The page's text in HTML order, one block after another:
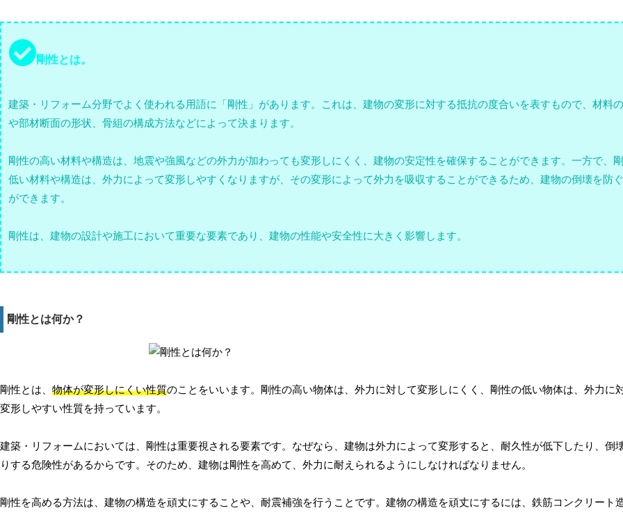
剛性とは。
建築・リフォーム分野でよく使われる用語に「剛性」があります。これは、建物の変形に対する抵抗の度合いを表すもので、材料
や部材断面の形状、骨組の構成方法などによって決まります。
剛性の高い材料や構造は、地震や強風などの外力が加わっても変形しにくく、建物の安定性を確保することができます。一方で、
低い材料や構造は、外力によって変形しやすくなりますが、その変形によって外力を吸収することができるため、建物の倒壊を防
ができます。
剛性は、建物の設計や施工において重要な要素であり、建物の性能や安全性に大きく影響します。
剛性とは何か？
剛性とは、 物体が変形しにくい性質のことをいいます。剛性の高い物体は、外力に対して変形しにくく、剛性の低い物体は、外力に
変形しやすい性質を持っています。
建築・リフォームにおいては、剛性は重要視される要素です。なぜなら、建物は外力によって変形すると、耐久性が低下したり、倒
りする危険性があるからです。そのため、建物は剛性を高めて、外力に耐えられるようにしなければなりません。
剛性を高める方法は、建物の構造を頑丈にすることや、耐震補強を行うことです。建物の構造を頑丈にするには、鉄筋コンクリート